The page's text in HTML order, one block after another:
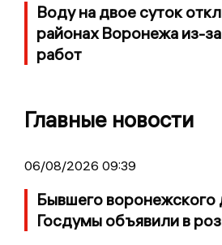
Воду на двое суток
районах Воронежа из-
работ
Главные новости
06/08/2026 09:39
Бывшего воронежского
Госдумы объявили в